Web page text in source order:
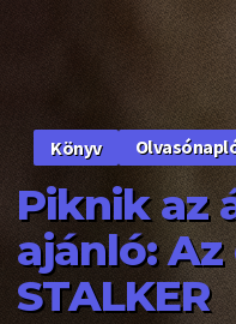
Könyv
Piknik az
ajánló: Az
STALKER